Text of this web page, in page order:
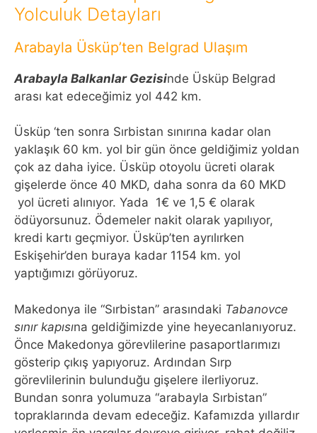
Yolculuk Detayları
Arabayla Üsküp’ten Belgrad Ulaşım
Arabayla Balkanlar Gezisinde Üsküp Belgrad
arası kat edeceğimiz yol 442 km.
Üsküp ‘ten sonra Sırbistan sınırına kadar olan
yaklaşık 60 km. yol bir gün önce geldiğimiz yoldan
çok az daha iyice. Üsküp otoyolu ücreti olarak
gişelerde önce 40 MKD, daha sonra da 60 MKD
yol ücreti alınıyor. Yada 1€ ve 1,5 € olarak
ödüyorsunuz. Ödemeler nakit olarak yapılıyor,
kredi kartı geçmiyor. Üsküp’ten ayrılırken
Eskişehir’den buraya kadar 1154 km. yol
yaptığımızı görüyoruz.
Makedonya ile “Sırbistan” arasındaki Tabanovce
sınır kapısına geldiğimizde yine heyecanlanıyoruz.
Önce Makedonya görevlilerine pasaportlarımızı
gösterip çıkış yapıyoruz. Ardından Sırp
görevlilerinin bulunduğu gişelere ilerliyoruz.
Bundan sonra yolumuza “arabayla Sırbistan”
topraklarında devam edeceğiz. Kafamızda yıllardır